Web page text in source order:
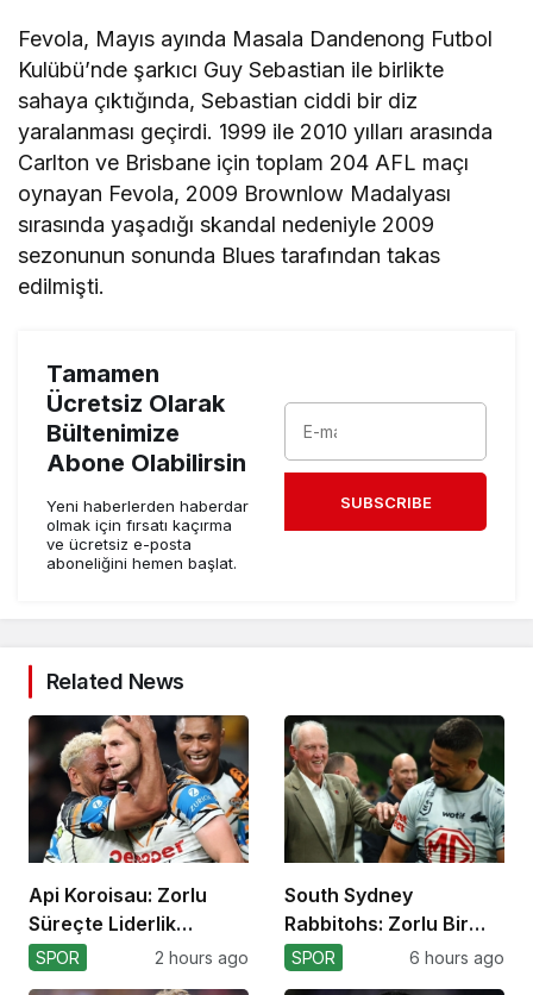
Fevola, Mayıs ayında Masala Dandenong Futbol
Kulübü’nde şarkıcı Guy Sebastian ile birlikte
sahaya çıktığında, Sebastian ciddi bir diz
yaralanması geçirdi. 1999 ile 2010 yılları arasında
Carlton ve Brisbane için toplam 204 AFL maçı
oynayan Fevola, 2009 Brownlow Madalyası
sırasında yaşadığı skandal nedeniyle 2009
sezonunun sonunda Blues tarafından takas
edilmişti.
Tamamen
Ücretsiz Olarak
Bültenimize
Abone Olabilirsin
Yeni haberlerden haberdar
olmak için fırsatı kaçırma
ve ücretsiz e-posta
aboneliğini hemen başlat.
SUBSCRIBE
Related News
Api Koroisau: Zorlu
Süreçte Liderlik
Mücadelesi
SPOR 2 hours ago
South Sydney
Rabbitohs: Zorlu Bir
Off-Season Bekliyor
SPOR 6 hours ago